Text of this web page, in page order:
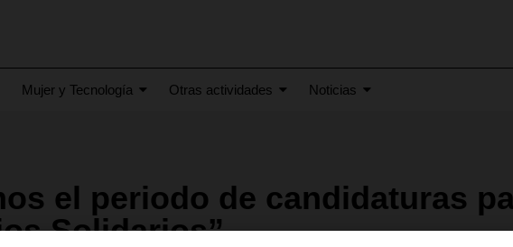
Mujer y Tecnología Otras actividades Noticias
el periodo de candidaturas
Solidarios”